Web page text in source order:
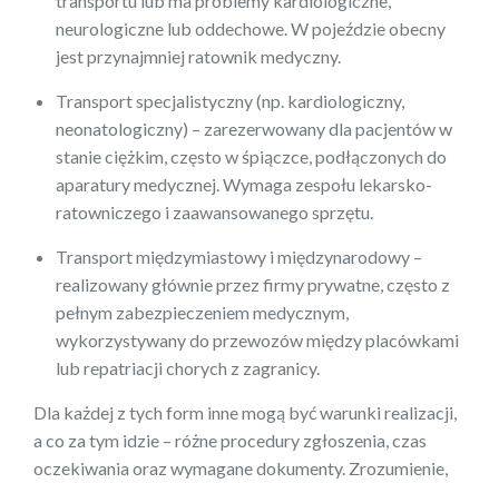
neurologiczne lub oddechowe. W pojeździe obecny
jest przynajmniej ratownik medyczny.
Transport specjalistyczny (np. kardiologiczny,
neonatologiczny) – zarezerwowany dla pacjentów w
stanie ciężkim, często w śpiączce, podłączonych do
aparatury medycznej. Wymaga zespołu lekarsko-
ratowniczego i zaawansowanego sprzętu.
Transport międzymiastowy i międzynarodowy –
realizowany głównie przez firmy prywatne, często z
pełnym zabezpieczeniem medycznym,
wykorzystywany do przewozów między placówkami
lub repatriacji chorych z zagranicy.
Dla każdej z tych form inne mogą być warunki realizacji,
a co za tym idzie – różne procedury zgłoszenia, czas
oczekiwania oraz wymagane dokumenty. Zrozumienie,